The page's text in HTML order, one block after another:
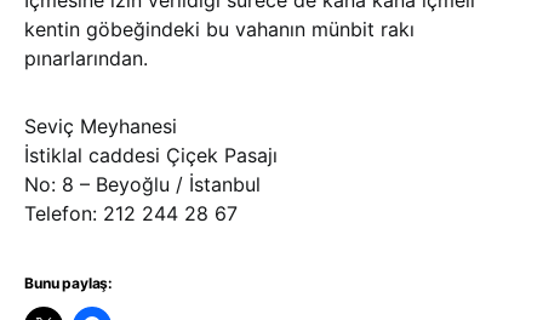
kentin göbeğindeki bu vahanın münbit rakı
pınarlarından.
Seviç Meyhanesi
İstiklal caddesi Çiçek Pasajı
No: 8 – Beyoğlu / İstanbul
Telefon: 212 244 28 67
Bunu paylaş: